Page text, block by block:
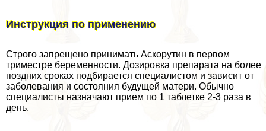
Инструкция по применению
Строго запрещено принимать Аскорутин в первом
триместре беременности. Дозировка препарата на более
поздних сроках подбирается специалистом и зависит от
заболевания и состояния будущей матери. Обычно
специалисты назначают прием по 1 таблетке 2-3 раза в
день.